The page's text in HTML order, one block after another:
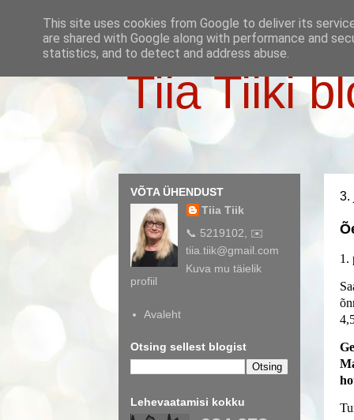
Tiia Tiiki
3.
1.
VÕTA ÜHENDUST
Tiia Tiik
📞 5219102, ✉️
tiia.tiik@gmail.com
Kuva mu täielik
profiil
Avaleht
Otsing sellest blogist
Lehevaatamisi kokku
This site uses cookies from Google to deliver its
are shared with Google along with performance and
statistics, and to detect and address abuse.